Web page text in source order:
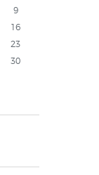
9
16
23
30